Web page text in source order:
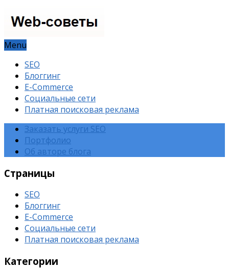
Menu
SEO
Блоггинг
E-Commerce
Социальные сети
Платная поисковая реклама
Заказать услуги SEO
Портфолио
Об авторе блога
Страницы
SEO
Блоггинг
E-Commerce
Социальные сети
Платная поисковая реклама
Категории